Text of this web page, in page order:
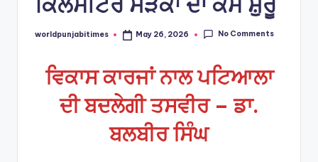
Posted
worldpunjabitimes May 26, 2026 No Comments
ਵਿਕਾਸ ਕਾਰਜਾਂ ਨਾਲ ਪਟਿਆਲਾ
ਦੀ ਬਦਲੇਗੀ ਤਸਵੀਰ – ਡਾ.
ਬਲਬੀਰ ਸਿੰਘ